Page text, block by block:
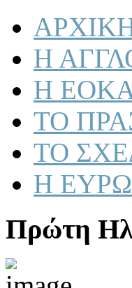
Η
Η
ΤΟ
ΤΟ
Η
Πρώτη